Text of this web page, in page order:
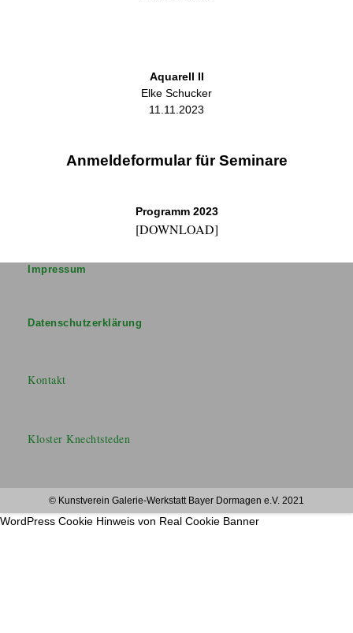
Aquarell II
Elke Schucker
11.11.2023
Anmeldeformular für Seminare
Programm 2023
[DOWNLOAD]
Impressum
Datenschutzerklärung
Kontakt
Kloster Knechtsteden
© Kunstverein Galerie-Werkstatt Bayer Dormagen e.V. 2021
WordPress Cookie Hinweis von Real Cookie Banner